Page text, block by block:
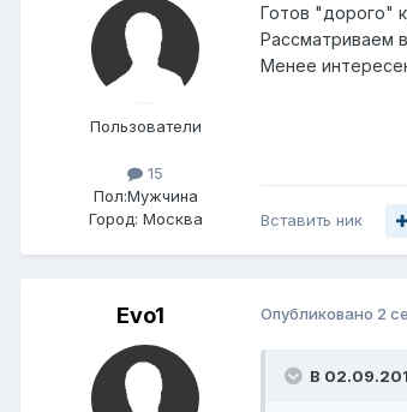
Пользователи
15
Пол:Мужчина
Город: Москва
Готов "дорого"
Рассматриваем
Менее
Вставить ник
Evo1 Опубликовано 2
В